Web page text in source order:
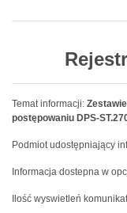
Temat informacji:
postępowaniu DPS-
Podmiot udostępniający
Informacja dostepna w
Ilość wyswietleń